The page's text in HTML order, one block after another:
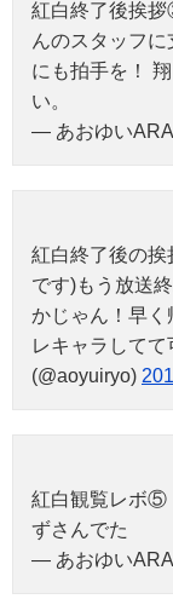
紅白終了後挨
んのスタッフ
にも拍手を！
い。
— あおゆい
紅白終了後の
です)もう放送
かじゃん！早く
レキャラして
(@aoyuiryo)
紅白観覧レボ⑤
ずさんでた
— あおゆい